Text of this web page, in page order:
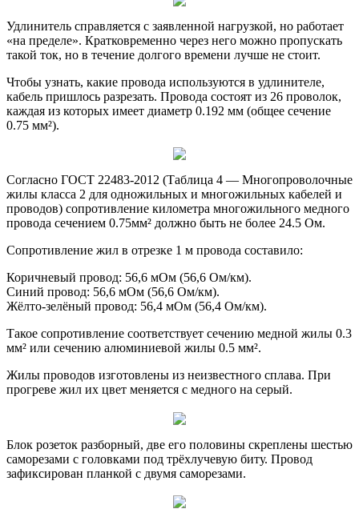
Удлинитель справляется с заявленной нагрузкой, но работает
«на пределе». Кратковременно через него можно пропускать
такой ток, но в течение долгого времени лучше не стоит.
Чтобы узнать, какие провода используются в удлинителе,
кабель пришлось разрезать. Провода состоят из 26 проволок,
каждая из которых имеет диаметр 0.192 мм (общее сечение
0.75 мм²).
Согласно ГОСТ 22483-2012 (Таблица 4 — Многопроволочные
жилы класса 2 для одножильных и многожильных кабелей и
проводов) сопротивление километра многожильного медного
провода сечением 0.75мм² должно быть не более 24.5 Ом.
Сопротивление жил в отрезке 1 м провода составило:
Коричневый провод: 56,6 мОм (56,6 Ом/км).
Синий провод: 56,6 мОм (56,6 Ом/км).
Жёлто-зелёный провод: 56,4 мОм (56,4 Ом/км).
Такое сопротивление соответствует сечению медной жилы 0.3
мм² или сечению алюминиевой жилы 0.5 мм².
Жилы проводов изготовлены из неизвестного сплава. При
прогреве жил их цвет меняется с медного на серый.
Блок розеток разборный, две его половины скреплены шестью
саморезами с головками под трёхлучевую биту. Провод
зафиксирован планкой с двумя саморезами.